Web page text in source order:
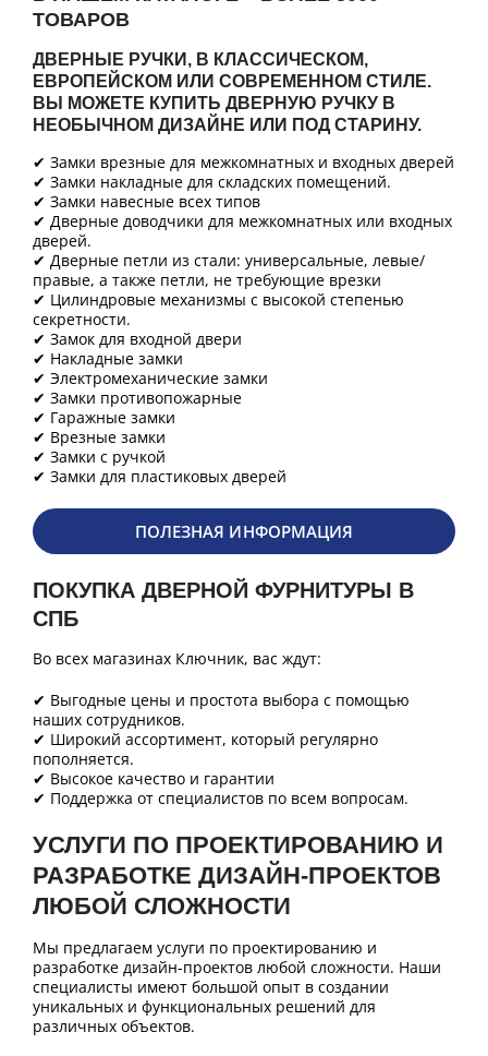
ТОВАРОВ
ДВЕРНЫЕ РУЧКИ, В КЛАССИЧЕСКОМ,
ЕВРОПЕЙСКОМ ИЛИ СОВРЕМЕННОМ СТИЛЕ.
ВЫ МОЖЕТЕ КУПИТЬ ДВЕРНУЮ РУЧКУ В
НЕОБЫЧНОМ ДИЗАЙНЕ ИЛИ ПОД СТАРИНУ.
✔ Замки врезные для межкомнатных и входных дверей
✔ Замки накладные для складских помещений.
✔ Замки навесные всех типов
✔ Дверные доводчики для межкомнатных или входных
дверей.
✔ Дверные петли из стали: универсальные, левые/
правые, а также петли, не требующие врезки
✔ Цилиндровые механизмы с высокой степенью
секретности.
✔ Замок для входной двери
✔ Накладные замки
✔ Электромеханические замки
✔ Замки противопожарные
✔ Гаражные замки
✔ Врезные замки
✔ Замки с ручкой
✔ Замки для пластиковых дверей
ПОЛЕЗНАЯ ИНФОРМАЦИЯ
ПОКУПКА ДВЕРНОЙ ФУРНИТУРЫ В
СПБ
Во всех магазинах Ключник, вас ждут:
✔ Выгодные цены и простота выбора с помощью
наших сотрудников.
✔ Широкий ассортимент, который регулярно
пополняется.
✔ Высокое качество и гарантии
✔ Поддержка от специалистов по всем вопросам.
УСЛУГИ ПО ПРОЕКТИРОВАНИЮ И
РАЗРАБОТКЕ ДИЗАЙН-ПРОЕКТОВ
ЛЮБОЙ СЛОЖНОСТИ
Мы предлагаем услуги по проектированию и
разработке дизайн-проектов любой сложности. Наши
специалисты имеют большой опыт в создании
уникальных и функциональных решений для
различных объектов.